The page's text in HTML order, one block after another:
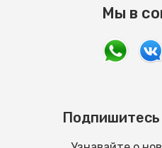
Мы в
Подпишитесь